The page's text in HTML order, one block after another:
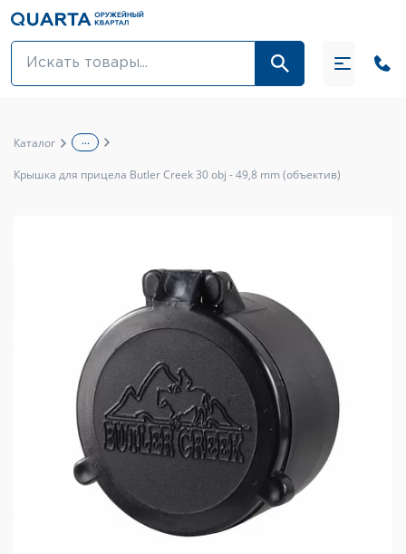
Оптовикам
Средства для ухода за оружием
Тюнинг оружия и ЗИП
Обувь
Тактическое снаряжение
Высокоточная стрельба
Спортивная стрельба
Каталог ...
Крышка для прицела Butler Creek 30 obj - 49,8 mm (объектив)